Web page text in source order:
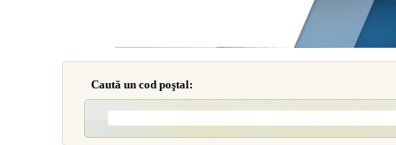
Caută un cod poştal: